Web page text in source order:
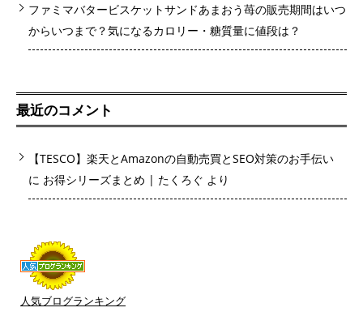
ファミマバタービスケットサンドあまおう苺の販売期間はいつ
からいつまで？気になるカロリー・糖質量に値段は？
最近のコメント
【TESCO】楽天とAmazonの自動売買とSEO対策のお手伝い
に お得シリーズまとめ | たくろぐ より
人気ブログランキング